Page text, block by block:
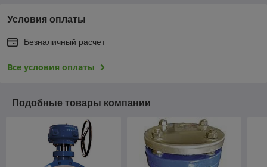
Условия оплаты
Безналичный расчет
Все условия оплаты
Подобные товары компании